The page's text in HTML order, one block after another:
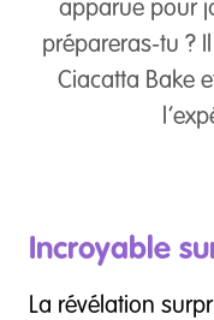
apparue pour
prépareras-tu ?
Ciacatta Bake
Incroyable
La révélation